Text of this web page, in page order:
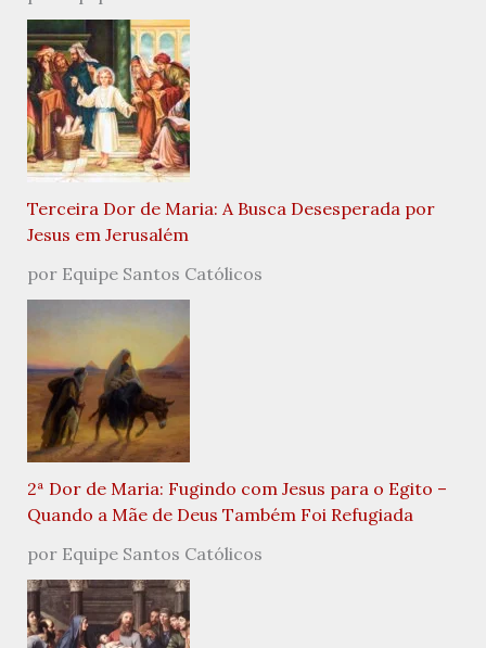
Terceira Dor de Maria: A Busca Desesperada por
Jesus em Jerusalém
por Equipe Santos Católicos
2ª Dor de Maria: Fugindo com Jesus para o Egito –
Quando a Mãe de Deus Também Foi Refugiada
por Equipe Santos Católicos